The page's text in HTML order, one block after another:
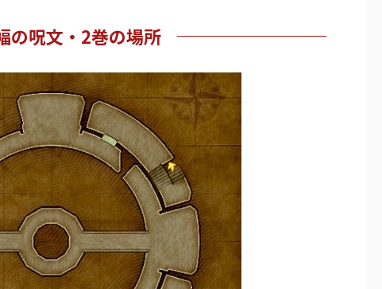
の呪文・2巻の場所